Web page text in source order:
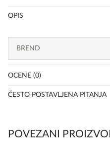
OPIS
BREND
OCENE (0)
ČESTO POSTAVLJENA PITANJA
POVEZANI